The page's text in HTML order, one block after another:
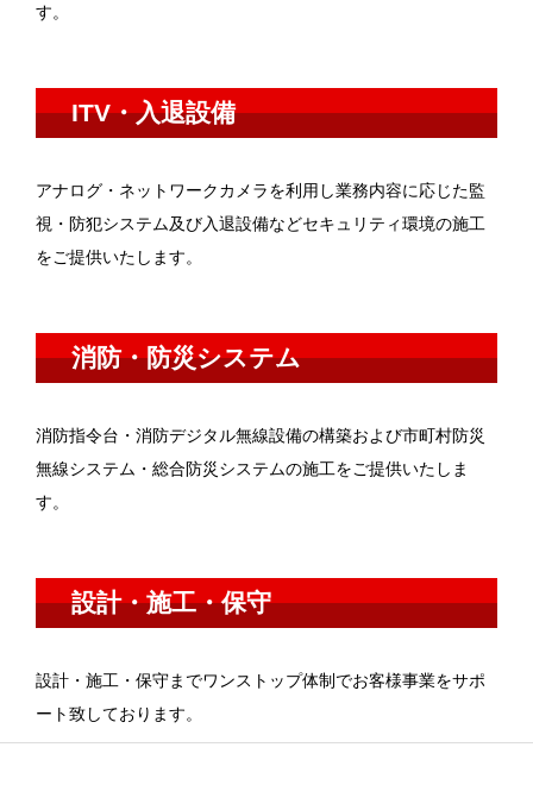
す。
ITV・入退設備
アナログ・ネットワークカメラを利用し業務内容に応じた監
視・防犯システム及び入退設備などセキュリティ環境の施工
をご提供いたします。
消防・防災システム
消防指令台・消防デジタル無線設備の構築および市町村防災
無線システム・総合防災システムの施工をご提供いたしま
す。
設計・施工・保守
設計・施工・保守までワンストップ体制でお客様事業をサポ
ート致しております。